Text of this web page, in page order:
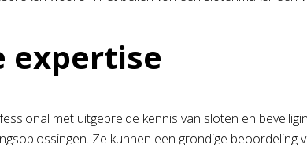
expertise
met uitgebreide kennis van sloten en
Ze kunnen een grondige